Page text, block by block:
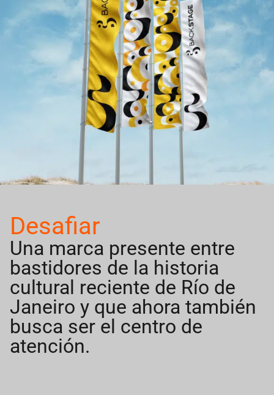
Desafiar
Una marca presente entre
bastidores de la historia
cultural reciente de Río de
Janeiro y que ahora también
busca ser el centro de
atención.